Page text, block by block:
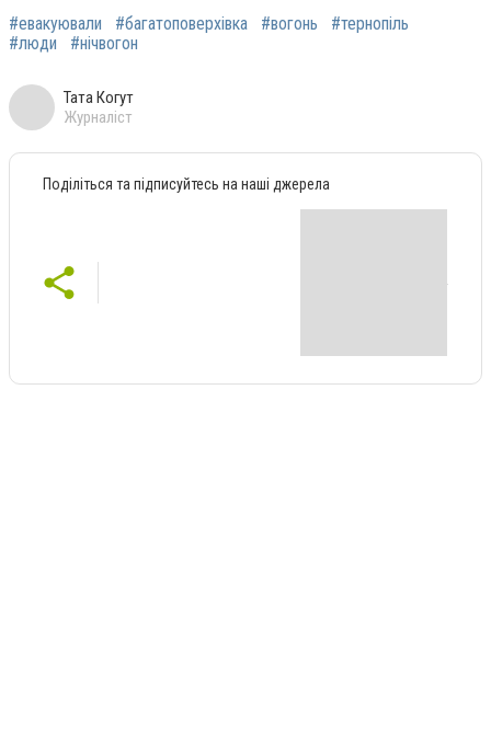
#евакуювали #багатоповерхівка #вогонь
#тернопіль
#люди
#нічвогон
Тата Когут
Журналіст
Поділіться та підписуйтесь на наші джерела